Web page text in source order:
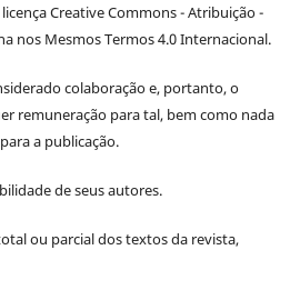
Creative Commons - Atribuição -
nos Mesmos Termos 4.0 Internacional.
colaboração e, portanto, o
remuneração para tal, bem como nada
a publicação.
de seus autores.
ou parcial dos textos da revista,